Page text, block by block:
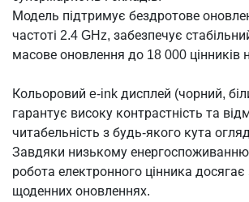
Модель підтримує бездротове
частоті 2.4 GHz, забезпечує
масове оновлення до 18 000 цінників
Кольоровий e-ink дисплей (чорний,
гарантує високу контрастність та
читабельність з будь-якого кута
Завдяки низькому
робота електронного цінника досягає
щоденних оновленнях.